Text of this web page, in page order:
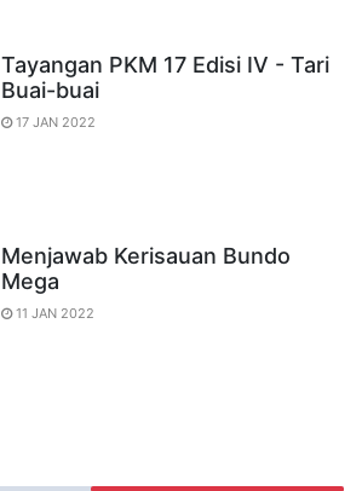
Tayangan PKM 17 Edisi IV - Tari
Buai-buai
17 JAN 2022
Menjawab Kerisauan Bundo
Mega
11 JAN 2022